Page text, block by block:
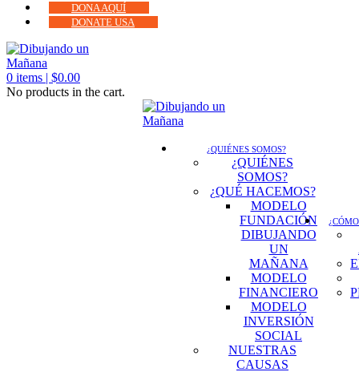
DONA AQUÍ
DONATE USA
0 items | $0.00
No products in the cart.
¿QUIÉNES SOMOS?
¿QUIÉNES
SOMOS?
¿QUÉ HACEMOS?
MODELO
FUNDACIÓN
DIBUJANDO
UN
MAÑANA
MODELO
FINANCIERO
MODELO
INVERSIÓN
SOCIAL
NUESTRAS
CAUSAS